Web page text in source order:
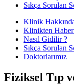
Sıkça Sorulan
Klinik
Klinikten
Nasıl Gidilir ?
Sıkça Sorulan
Doktorlarımız
Fiziksel Tıp